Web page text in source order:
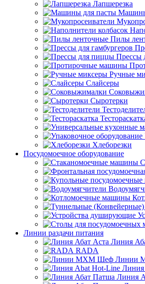
Лапшерезка
Пилы
Прессы
Ручные
Слайсеры
Сыротерки
Хлеборезки
Посудомоечное оборудование
Линии раздачи питания
Линия
RADA
Линии
Линия
Линия